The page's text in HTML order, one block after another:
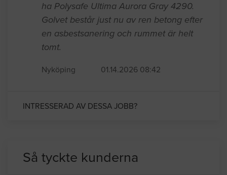
ha Polysafe Ultima Aurora Gray 4290.
Golvet består just nu av ren betong efter
en asbestsanering och rummet är helt
tomt.
Nyköping 01.14.2026 08:42
INTRESSERAD AV DESSA JOBB?
Så tyckte kunderna